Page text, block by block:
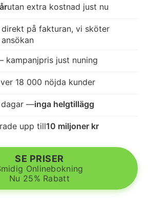
Partner Sverige AB.
förbehållna.
utan extra kostnad just nu
direkt på fakturan, vi sköter
ansökan
kampanjpris just nuning
18 000 nöjda kunder
dagar —inga helgtillägg
upp till10 miljoner kr
SE PRISER
Onlinebokning
Nu 25% Rabatt